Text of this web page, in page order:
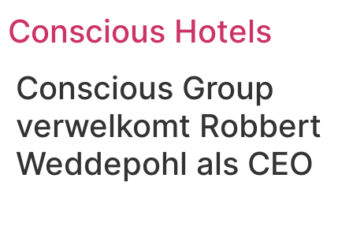
naar
Conscious Hotels
Conscious Group
verwelkomt Robbert
Weddepohl als CEO